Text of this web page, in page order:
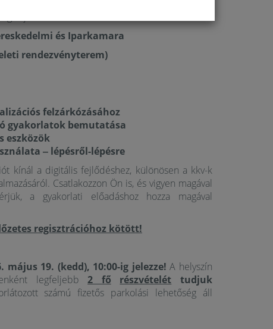
és Iparkamara
rendezvényterem)
felzárkózásához
gyakorlatok bemutatása
eszközök
‒ lépésről-lépésre
kínál a digitális fejlődéshez, különösen a kkv-k
Csatlakozzon Ön is, és vigyen magával
a gyakorlati előadáshoz hozza magával
regisztrációhoz kötött!
május 19. (kedd), 10:00-ig jelezze! A helyszín
legfeljebb2 fő részvételét tudjuk
számú fizetős parkolási lehetőség áll